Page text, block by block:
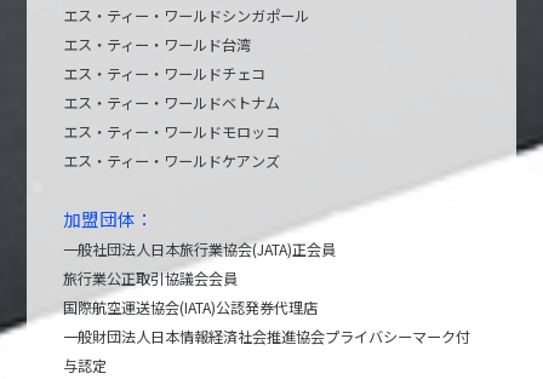
エス・ティー・ワールドシンガポール
エス・ティー・ワールド台湾
エス・ティー・ワールドチェコ
エス・ティー・ワールドベトナム
エス・ティー・ワールドモロッコ
エス・ティー・ワールドケアンズ
加盟団体：
一般社団法人日本旅行業協会(JATA)正会員
旅行業公正取引協議会会員
国際航空運送協会(IATA)公認発券代理店
一般財団法人日本情報経済社会推進協会プライバシーマーク付
与認定